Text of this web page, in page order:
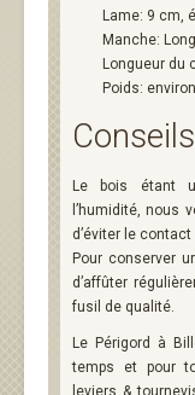
Lame: 9 cm,
Manche:
Longueur du
Poids:
Le bois étant
l’humidité, nous
d’éviter le contact
Pour conserver
d’affûter
fusil de qualité.
Le Périgord à
temps et pour
leviers &